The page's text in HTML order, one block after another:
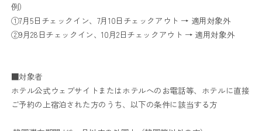
例）
①7月5日チェックイン、7月10日チェックアウト → 適用対象外
②9月28日チェックイン、10月2日チェックアウト → 適用対象外
■対象者
ホテル公式ウェブサイトまたはホテルへのお電話等、ホテルに直接
ご予約の上宿泊された方のうち、以下の条件に該当する方